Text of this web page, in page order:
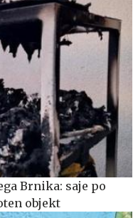
Brnika: saje po
objekt